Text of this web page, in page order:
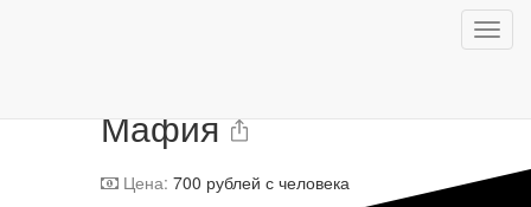
Мафия
Цена: 700 рублей с человека